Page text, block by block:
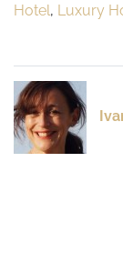
Hotel, Luxury